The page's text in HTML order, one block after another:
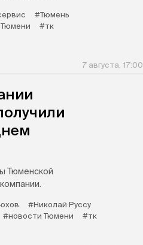
#Тюмень
#тк
7 августа, 17:00
Тюменской
#Николай Руссу
#новости Тюмени #тк